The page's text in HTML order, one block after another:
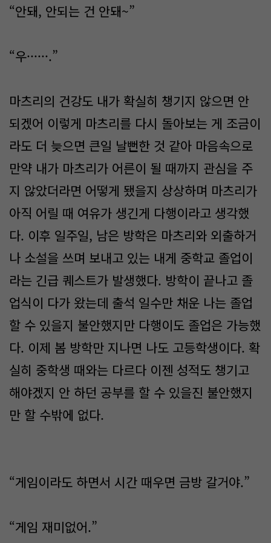
“안돼, 안되는 건 안돼~”
“우······.”
마츠리의 건강도 내가 확실히 챙기지 않으면 안
되겠어 이렇게 마츠리를 다시 돌아보는 게 조금이
라도 더 늦으면 큰일 날뻔한 것 같아 마음속으로
만약 내가 마츠리가 어른이 될 때까지 관심을 주
지 않았더라면 어떻게 됐을지 상상하며 마츠리가
아직 어릴 때 여유가 생긴게 다행이라고 생각했
다. 이후 일주일, 남은 방학은 마츠리와 외출하거
나 소설을 쓰며 보내고 있는 내게 중학교 졸업이
라는 긴급 퀘스트가 발생했다. 방학이 끝나고 졸
업식이 다가 왔는데 출석 일수만 채운 나는 졸업
할 수 있을지 불안했지만 다행이도 졸업은 가능했
다. 이제 봄 방학만 지나면 나도 고등학생이다. 확
실히 중학생 때와는 다르다 이젠 성적도 챙기고
해야겠지 안 하던 공부를 할 수 있을진 불안했지
만 할 수밖에 없다.
“게임이라도 하면서 시간 때우면 금방 갈거야.”
“게임 재미없어.”